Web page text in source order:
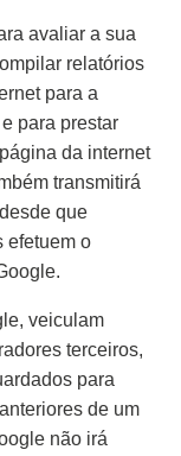
avaliar a sua
relatórios
para a
para prestar
da internet
transmitirá
que
efetuem o
veiculam
terceiros,
para
de um
não irá